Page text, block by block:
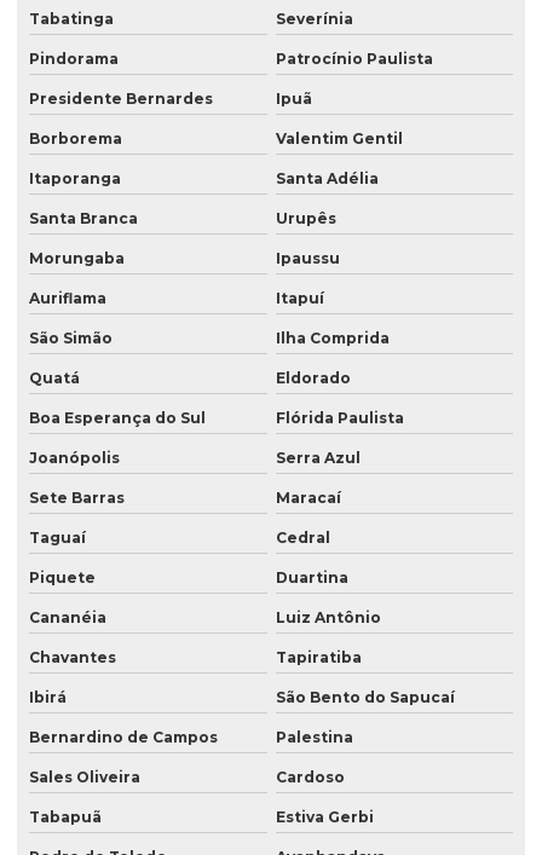
Tabatinga Severínia
Pindorama Patrocínio Paulista
Presidente Bernardes Ipuã
Borborema Valentim Gentil
Itaporanga Santa Adélia
Santa Branca Urupês
Morungaba Ipaussu
Auriflama Itapuí
São Simão Ilha Comprida
Quatá Eldorado
Boa Esperança do Sul Flórida Paulista
Joanópolis Serra Azul
Sete Barras Maracaí
Taguaí Cedral
Piquete Duartina
Cananéia Luiz Antônio
Chavantes Tapiratiba
Ibirá São Bento do Sapucaí
Bernardino de Campos Palestina
Sales Oliveira Cardoso
Tabapuã Estiva Gerbi